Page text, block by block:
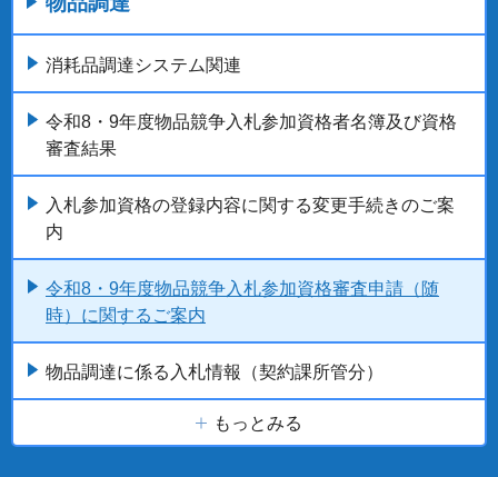
消耗品調達システム関連
令和8・9年度物品競争入札参加資格者名簿及び資格
審査結果
入札参加資格の登録内容に関する変更手続きのご案
内
令和8・9年度物品競争入札参加資格審査申請（随
時）に関するご案内
物品調達に係る入札情報（契約課所管分）
もっとみる